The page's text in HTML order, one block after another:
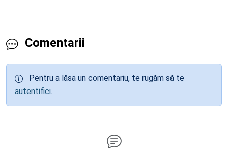
Comentarii
Pentru a lăsa un comentariu, te rugăm să te
autentifici.